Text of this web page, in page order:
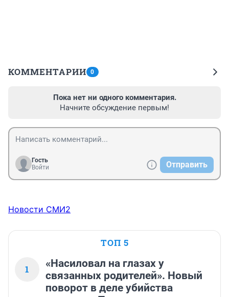
КОММЕНТАРИИ 0
Пока нет ни одного комментария.
Начните обсуждение первым!
Гость
Войти
Отправить
Новости СМИ2
ТОП 5
1
«Насиловал на глазах у
связанных родителей». Новый
поворот в деле убийства